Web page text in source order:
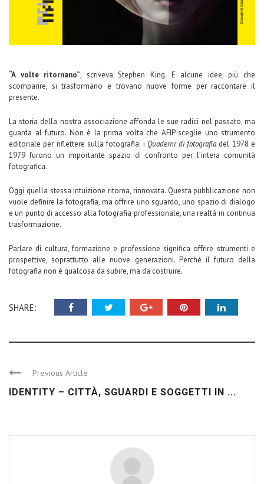
“A volte ritornano”, scriveva Stephen King. E alcune idee, più che
scomparire, si trasformano e trovano nuove forme per raccontare il
presente.
La storia della nostra associazione affonda le sue radici nel passato, ma
guarda al futuro. Non è la prima volta che AFIP sceglie uno strumento
editoriale per riflettere sulla fotografia: i Quaderni di fotografiadel 1978 e
1979 furono un importante spazio di confronto per l’intera comunità
fotografica.
Oggi quella stessa intuizione ritorna, rinnovata. Questa pubblicazione non
vuole definire la fotografia, ma offrire uno sguardo, uno spazio di dialogo
e un punto di accesso alla fotografia professionale, una realtà in continua
trasformazione.
Parlare di cultura, formazione e professione significa offrire strumenti e
prospettive, soprattutto alle nuove generazioni. Perché il futuro della
fotografia non è qualcosa da subire, ma da costruire.
SHARE:
Previous Article
IDENTITY – CITTÀ, SGUARDI E SOGGETTI IN ...